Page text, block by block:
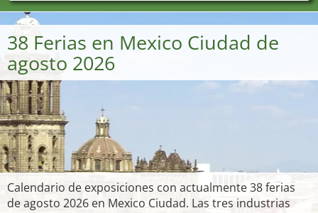
38 Ferias en Mexico Ciudad de
agosto 2026
Calendario de exposiciones con actualmente 38 ferias
de agosto 2026 en Mexico Ciudad. Las tres industrias
Nombres de ferias Países
Ciudades
Sectores de ferias
Sectores de proveedor de servicios